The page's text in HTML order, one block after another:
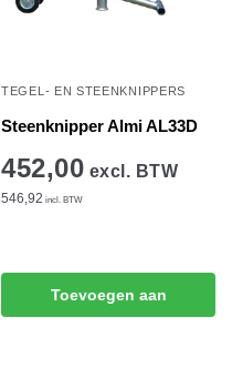
TEGEL- EN STEENKNIPPERS
Steenknipper Almi AL33D
452,00 excl. BTW
546,92 incl. BTW
Toevoegen aan